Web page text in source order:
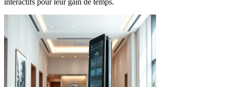
interactifs pour leur gain de temps.